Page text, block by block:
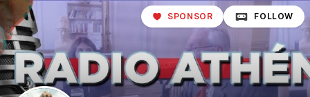
SPONSOR FOLLOW